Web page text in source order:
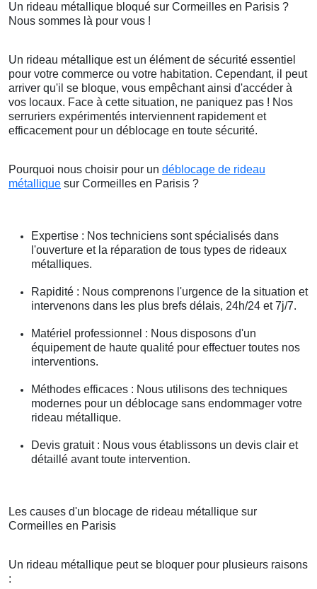
Un rideau métallique bloqué sur Cormeilles en Parisis ?
Nous sommes là pour vous !
Un rideau métallique est un élément de sécurité essentiel
pour votre commerce ou votre habitation. Cependant, il peut
arriver qu'il se bloque, vous empêchant ainsi d'accéder à
vos locaux. Face à cette situation, ne paniquez pas ! Nos
serruriers expérimentés interviennent rapidement et
efficacement pour un déblocage en toute sécurité.
Pourquoi nous choisir pour un déblocage de rideau
métallique sur Cormeilles en Parisis ?
Expertise : Nos techniciens sont spécialisés dans
l'ouverture et la réparation de tous types de rideaux
métalliques.
Rapidité : Nous comprenons l'urgence de la situation et
intervenons dans les plus brefs délais, 24h/24 et 7j/7.
Matériel professionnel : Nous disposons d'un
équipement de haute qualité pour effectuer toutes nos
interventions.
Méthodes efficaces : Nous utilisons des techniques
modernes pour un déblocage sans endommager votre
rideau métallique.
Devis gratuit : Nous vous établissons un devis clair et
détaillé avant toute intervention.
Les causes d'un blocage de rideau métallique sur
Cormeilles en Parisis
Un rideau métallique peut se bloquer pour plusieurs raisons
: